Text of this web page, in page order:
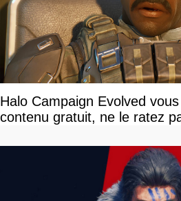
Halo Campaign Evolved
contenu gratuit, ne le ratez